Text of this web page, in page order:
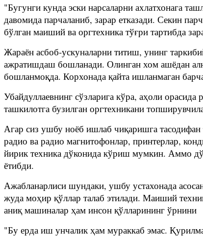
"Бугунги кунда эски нарсаларни ахлатхонага
давомида парчаланиб, зарар етказади. Секин
бўлган маиший ва оргтехника тўғри тартибда
Жараён асбоб-ускуналарни титиш, унинг
ажратишдаш бошланади. Олинган хом ашёдан
бошланмоқда. Корхонада қайта ишланмаган
Убайдуллаевнинг сўзларига кўра, аҳоли
ташкилотга бузилган оргтехникани
Агар сиз ушбу ноёб ишлаб чиқаришга тасодифан
радио ва радио магнитофонлар, принтерлар,
йирик техника дўконида кўриш мумкин. Аммо
ётибди.
Ажабланарлиси шундаки, ушбу устахонада
жуда моҳир қўллар талаб этилади. Маиший
аниқ машиналар ҳам инсон қўлларининг
"Бу ерда иш унчалик ҳам мураккаб эмас.